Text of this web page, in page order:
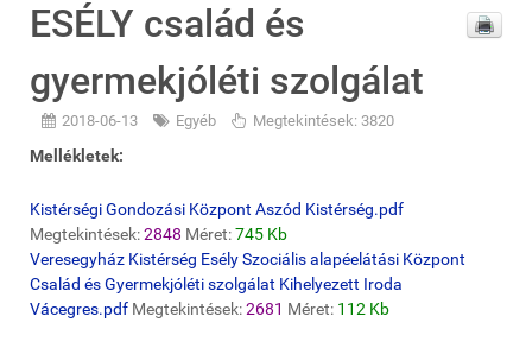
ESÉLY család és
gyermekjóléti szolgálat
2018-06-13 Egyéb Megtekintések: 3820
Mellékletek:
Kistérségi Gondozási Központ Aszód Kistérség.pdf
Megtekintések:2848 Méret:745 Kb
Veresegyház Kistérség Esély Szociális alapéelátási Központ
Család és Gyermekjóléti szolgálat Kihelyezett Iroda
Vácegres.pdf Megtekintések:2681 Méret: 112 Kb